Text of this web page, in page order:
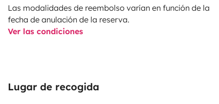
Las modalidades de reembolso varían en función de la
fecha de anulación de la reserva.
Ver las condiciones
Lugar de recogida